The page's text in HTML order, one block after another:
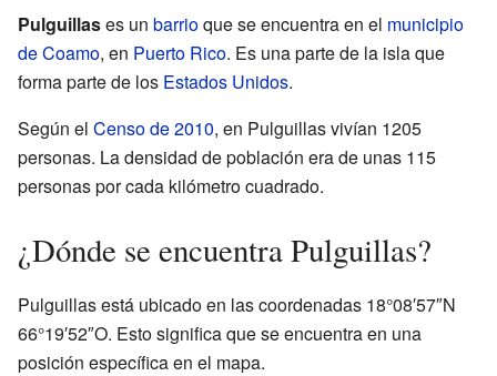
Pulguillases un barrioque se encuentra en el municipio
de Coamo, en Puerto Rico. Es una parte de la isla que
forma parte de los Estados Unidos.
Según el Censo de 2010, en Pulguillas vivían 1205
personas. La densidad de población era de unas 115
personas por cada kilómetro cuadrado.
¿Dónde se encuentra Pulguillas?
Pulguillas está ubicado en las coordenadas 18°08′57″N
66°19′52″O. Esto significa que se encuentra en una
posición específica en el mapa.